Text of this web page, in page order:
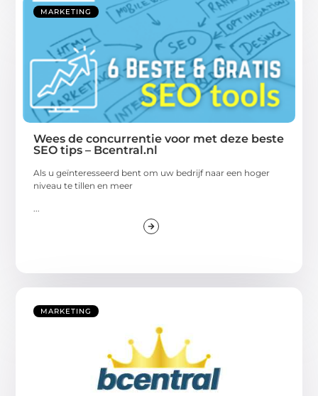
MARKETING
Wees de concurrentie voor met deze beste
SEO tips – Bcentral.nl
Als u geïnteresseerd bent om uw bedrijf naar een hoger
niveau te tillen en meer
MARKETING